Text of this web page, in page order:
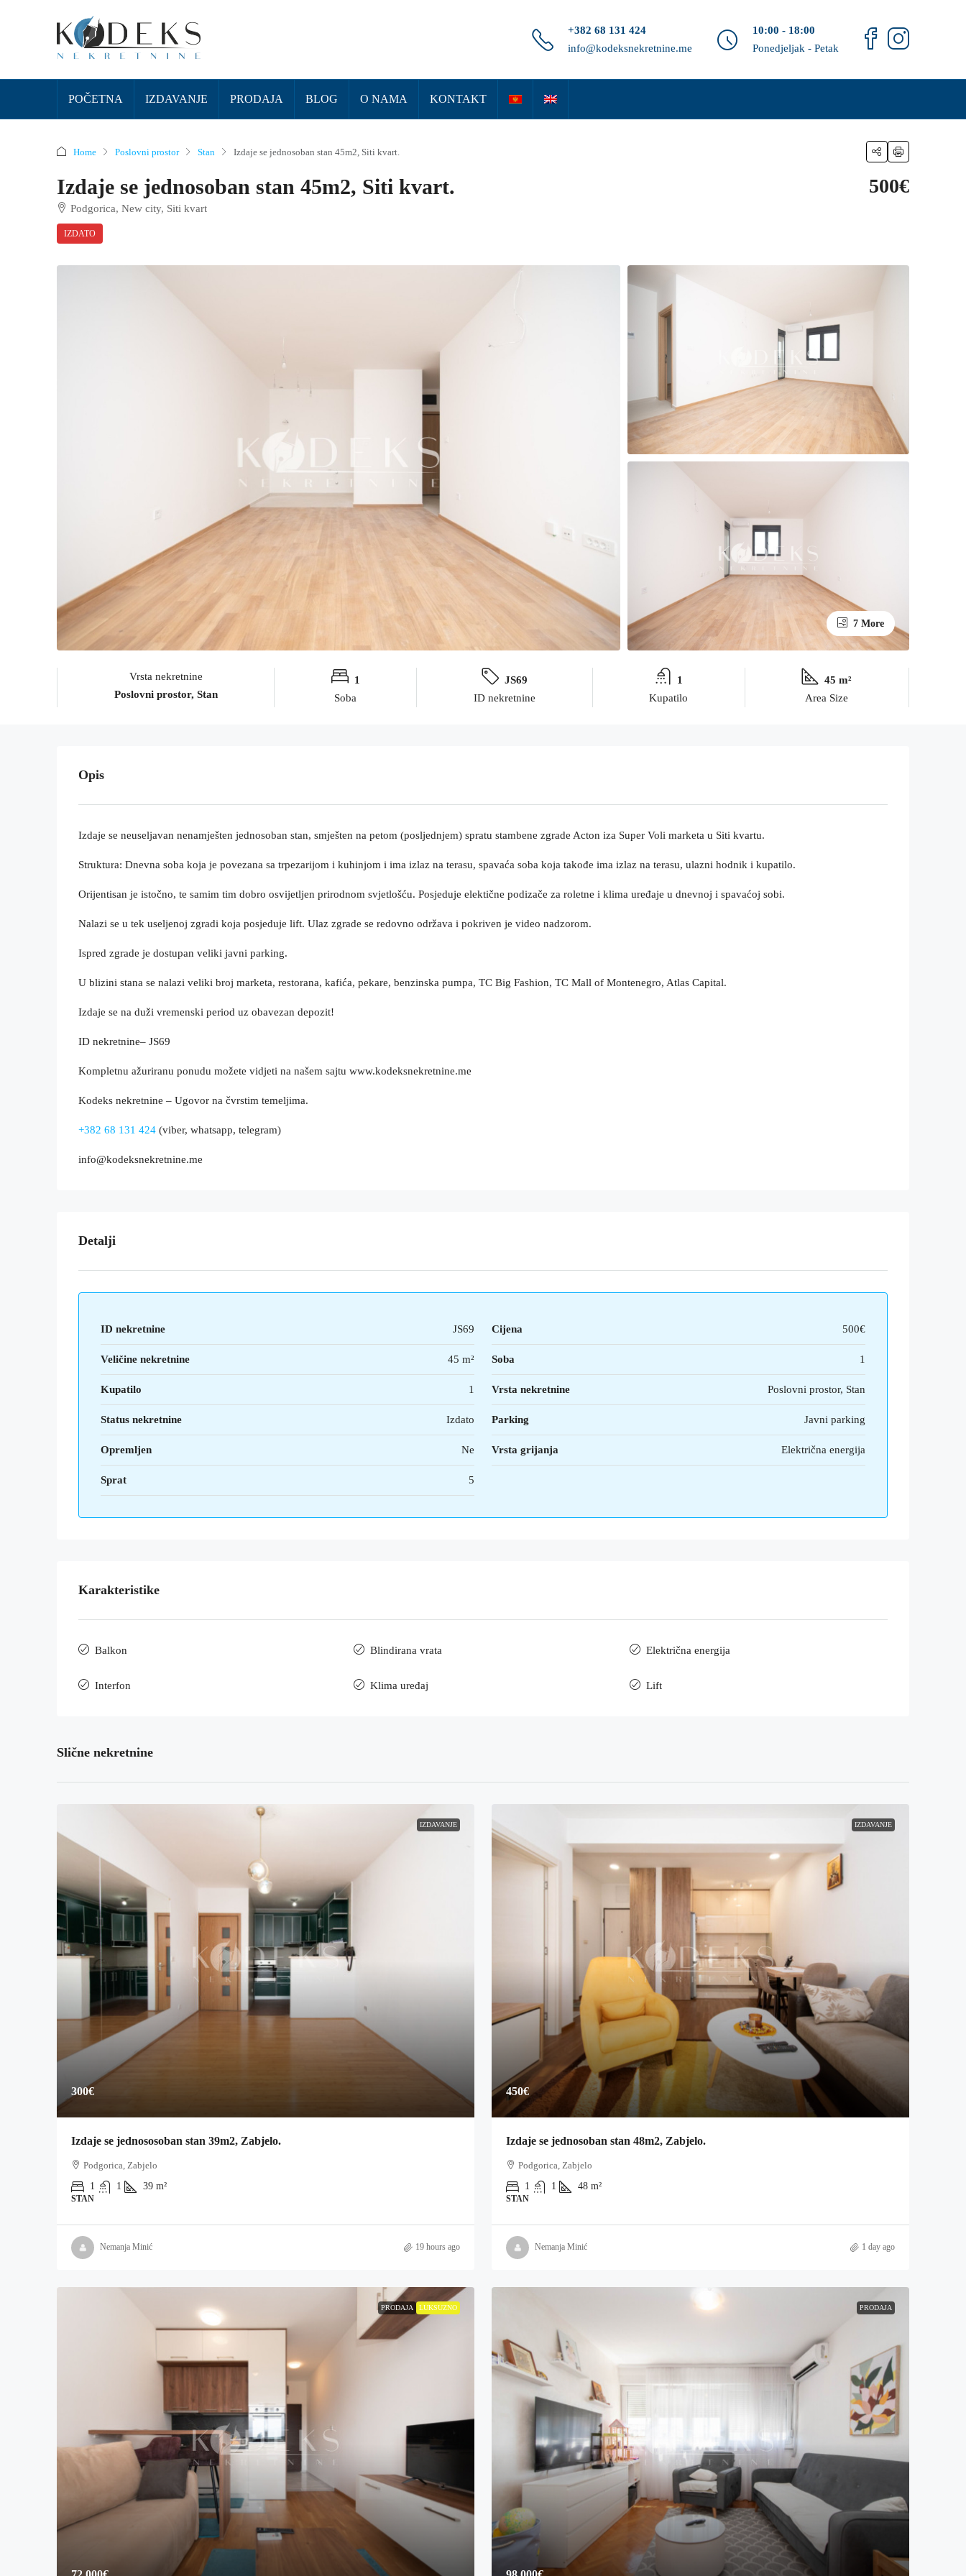
+382 68 131 424
info@kodeksnekretnine.me
10:00 - 18:00
Ponedjeljak - Petak
POČETNA IZDAVANJE PRODAJA BLOG O NAMA KONTAKT
Home Poslovni prostor Stan Izdaje se jednosoban stan 45m2, Siti kvart.
Izdaje se jednosoban stan 45m2, Siti kvart.
Podgorica, New city, Siti kvart
IZDATO
500€
7 More
Vrsta nekretnine
Poslovni prostor, Stan
1
Soba
JS69
ID nekretnine
1
Kupatilo
45 m²
Area Size
Opis
Izdaje se neuseljavan nenamješten jednosoban stan, smješten na petom (posljednjem) spratu stambene zgrade Acton iza Super Voli marketa u Siti kvartu.
Struktura: Dnevna soba koja je povezana sa trpezarijom i kuhinjom i ima izlaz na terasu, spavaća soba koja takođe ima izlaz na terasu, ulazni hodnik i kupatilo.
Orijentisan je istočno, te samim tim dobro osvijetljen prirodnom svjetlošću. Posjeduje elektične podizače za roletne i klima uređaje u dnevnoj i spavaćoj sobi.
Nalazi se u tek useljenoj zgradi koja posjeduje lift. Ulaz zgrade se redovno održava i pokriven je video nadzorom.
Ispred zgrade je dostupan veliki javni parking.
U blizini stana se nalazi veliki broj marketa, restorana, kafića, pekare, benzinska pumpa, TC Big Fashion, TC Mall of Montenegro, Atlas Capital.
Izdaje se na duži vremenski period uz obavezan depozit!
ID nekretnine– JS69
Kompletnu ažuriranu ponudu možete vidjeti na našem sajtu www.kodeksnekretnine.me
Kodeks nekretnine – Ugovor na čvrstim temeljima.
+382 68 131 424 (viber, whatsapp, telegram)
info@kodeksnekretnine.me
Detalji
ID nekretnine JS69 Cijena 500€
Veličine nekretnine 45 m² Soba 1
Kupatilo 1 Vrsta nekretnine Poslovni prostor, Stan
Status nekretnine Izdato Parking Javni parking
Opremljen Ne Vrsta grijanja Električna energija
Sprat 5
Karakteristike
Balkon Blindirana vrata Električna energija
Interfon Klima uređaj Lift
Slične nekretnine
IZDAVANJE
300€
Izdaje se jednososoban stan 39m2, Zabjelo.
Podgorica, Zabjelo
1
1 39 m²
STAN
Nemanja Minić 19 hours ago
IZDAVANJE
450€
Izdaje se jednosoban stan 48m2, Zabjelo.
Podgorica, Zabjelo
1
1 48 m²
STAN
Nemanja Minić 1 day ago
PRODAJA LUKSUZNO PRODAJA